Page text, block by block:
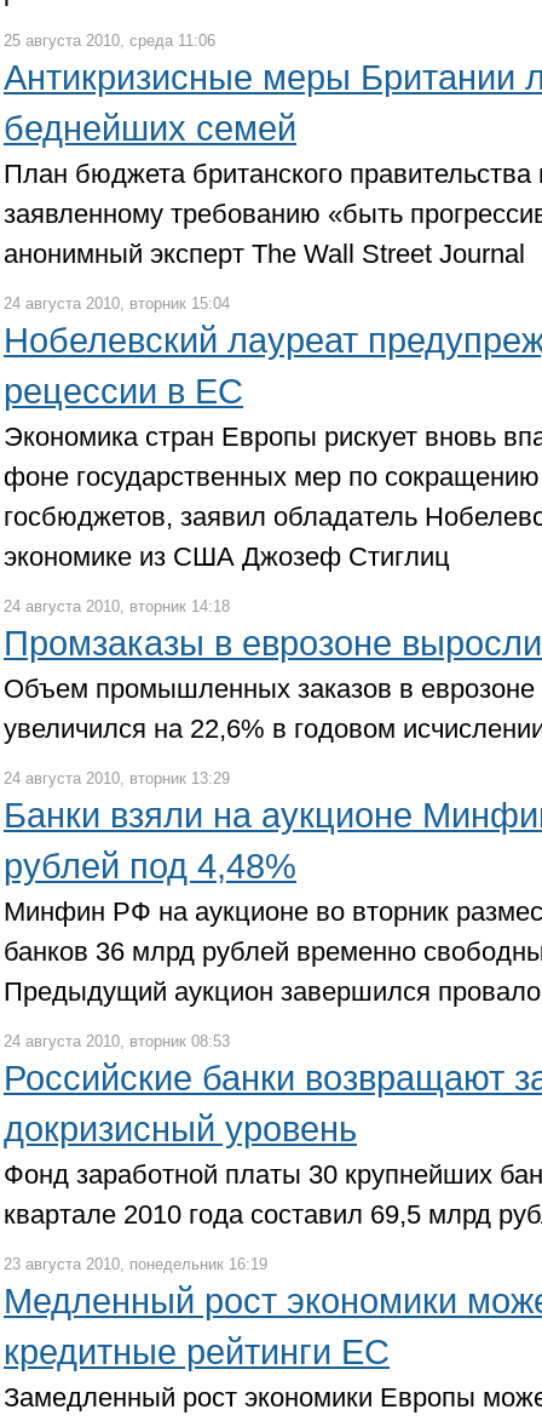
25 августа 2010, среда 11:06
Антикризисные меры Британии
беднейших семей
План бюджета британского правительства
заявленному требованию «быть
анонимный эксперт The Wall Street Journal
24 августа 2010, вторник 15:04
Нобелевский лауреат
рецессии в ЕС
Экономика стран Европы рискует вновь
фоне государственных мер по
госбюджетов, заявил обладатель
экономике из США Джозеф Стиглиц
24 августа 2010, вторник 14:18
Промзаказы в еврозоне
Объем промышленных заказов в еврозоне
увеличился на 22,6% в годовом
24 августа 2010, вторник 13:29
Банки взяли на аукционе
рублей под 4,48%
Минфин РФ на аукционе во вторник
банков 36 млрд рублей временно
Предыдущий аукцион завершился
24 августа 2010, вторник 08:53
Российские банки возвращают
докризисный уровень
Фонд заработной платы 30 крупнейших
квартале 2010 года составил 69,5 млрд
23 августа 2010, понедельник 16:19
Медленный рост экономики
кредитные рейтинги ЕС
Замедленный рост экономики Европы